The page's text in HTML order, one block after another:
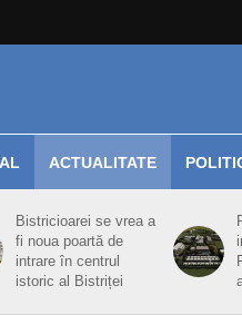
ACTUALITATE
Bistricioarei se vrea a
fi noua poartă de
intrare în centrul
istoric al Bistriței